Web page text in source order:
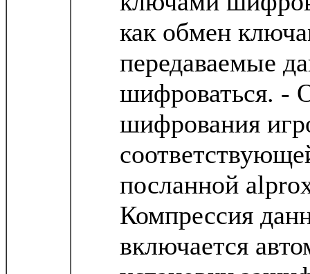
как обмен
передаваемые
шифроваться. -
шифрования
посланной
Компрессия
включается